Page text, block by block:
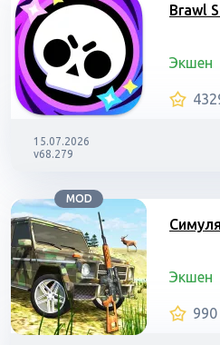
Brawl
Экшен
15.07.2026
v68.279
MOD
Экшен
990